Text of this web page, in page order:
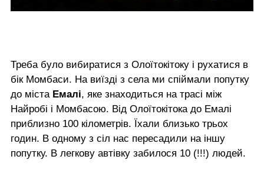
Треба було вибиратися з Олоїтокітоку і рухатися в
бік Момбаси. На виїзді з села ми спіймали попутку
до міста Емалі, яке знаходиться на трасі між
Найробі і Момбасою. Від Олоїтокітока до Емалі
приблизно 100 кілометрів. Їхали близько трьох
годин. В одному з сіл нас пересадили на іншу
попутку. В легкову автівку забилося 10 (!!!) людей.